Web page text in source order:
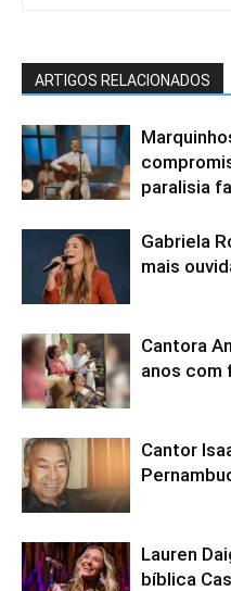
ARTIGOS RELACIONADOS
paralisia
Gabriela
mais
Cantora
anos com
Cantor
Lauren
bíblica